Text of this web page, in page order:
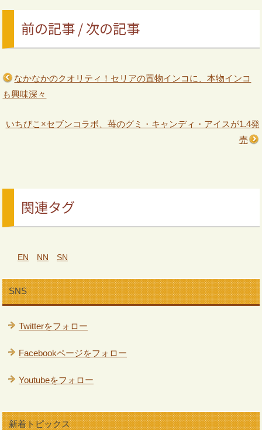
前の記事 / 次の記事
なかなかのクオリティ！セリアの置物インコに、本物インコ
も興味深々
いちびこ×セブンコラボ、苺のグミ・キャンディ・アイスが1.4発
売
関連タグ
EN NN SN
SNS
Twitterをフォロー
Facebookページをフォロー
Youtubeをフォロー
新着トピックス